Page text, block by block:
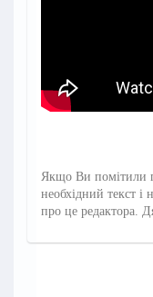
Якщо Ви помітили
необхідний текст
про це редактора.